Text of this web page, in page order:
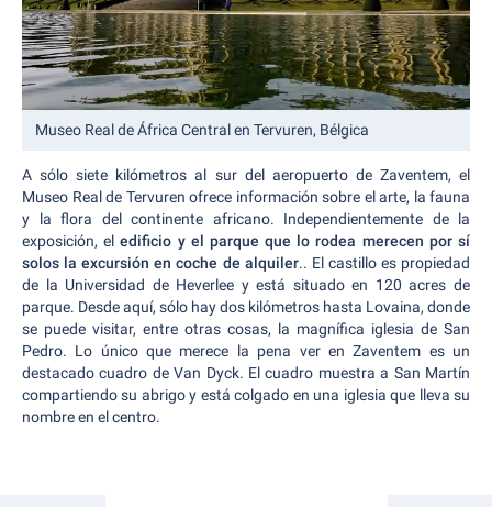
Museo Real de África Central en Tervuren, Bélgica
A sólo siete kilómetros al sur del aeropuerto de Zaventem, el
Museo Real de Tervuren ofrece información sobre el arte, la fauna
y la flora del continente africano. Independientemente de la
exposición, el edificio y el parque que lo rodea merecen por sí
solos la excursión en coche de alquiler.. El castillo es propiedad
de la Universidad de Heverlee y está situado en 120 acres de
parque. Desde aquí, sólo hay dos kilómetros hasta Lovaina, donde
se puede visitar, entre otras cosas, la magnífica iglesia de San
Pedro. Lo único que merece la pena ver en Zaventem es un
destacado cuadro de Van Dyck. El cuadro muestra a San Martín
compartiendo su abrigo y está colgado en una iglesia que lleva su
nombre en el centro.